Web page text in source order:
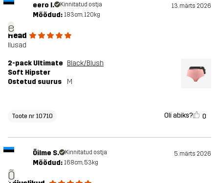
e
eero l. Kinnitatud ostja 13. märts 2026
Mõõdud: 183cm, 120kg
Head
Ilusad
2-pack Ultimate
Soft Hipster
Black/Blush
Ostetud suurus M
Toote nr 10710 Oli abiks? 0
Õ
Õilme S. Kinnitatud ostja 5. märts 2026
Mõõdud: 168cm, 53kg